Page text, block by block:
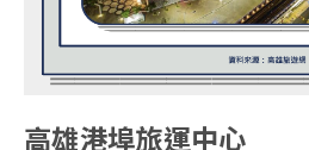
高雄港埠旅運中心